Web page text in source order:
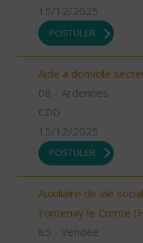
15/12/2025
POSTULER
Aide à domicile
08 - Ardennes
CDD
15/12/2025
POSTULER
Auxiliaire de vie
Fontenay le Comte
85 - Vendée